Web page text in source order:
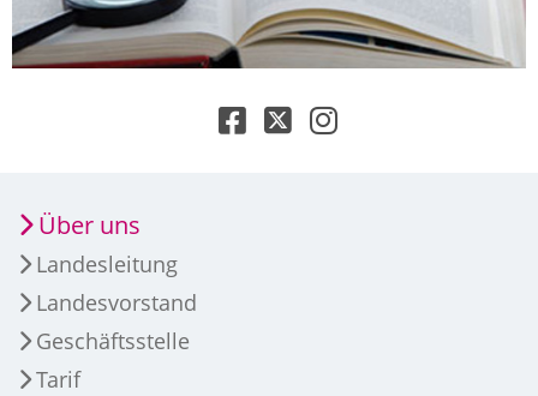
Über uns
Landesleitung
Landesvorstand
Geschäftsstelle
Tarif